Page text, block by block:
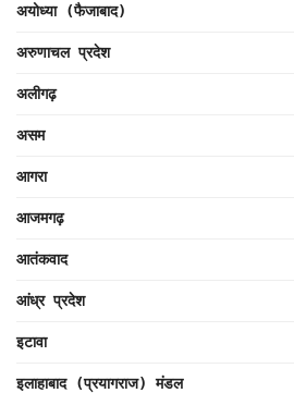
अयोध्या (फैजाबाद)
अरुणाचल प्रदेश
अलीगढ़
असम
आगरा
आजमगढ़
आतंकवाद
आंध्र प्रदेश
इटावा
इलाहाबाद (प्रयागराज) मंडल